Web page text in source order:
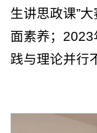
生讲思政课”
面素养；
践与理论并行